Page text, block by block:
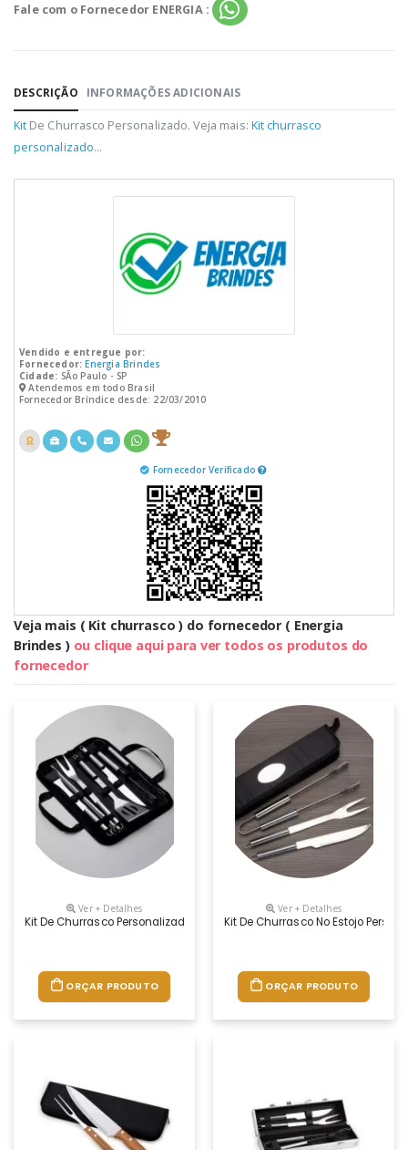
Fale com o Fornecedor ENERGIA :
DESCRIÇÃO INFORMAÇÕES ADICIONAIS
Kit De Churrasco Personalizado. Veja mais: Kit churrasco
personalizado...
Vendido e entregue por:
Fornecedor: Energia Brindes
Cidade: SÃo Paulo - SP
Atendemos em todo Brasil
Fornecedor Bríndice desde: 22/03/2010
Fornecedor Verificado
Veja mais ( Kit churrasco ) do fornecedor ( Energia
Brindes ) ou clique aqui para ver todos os produtos do
fornecedor
Ver + Detalhes
Kit De Churrasco Personalizado
ORÇAR PRODUTO
Ver + Detalhes
Kit De Churrasco No Estojo
ORÇAR PRODUTO